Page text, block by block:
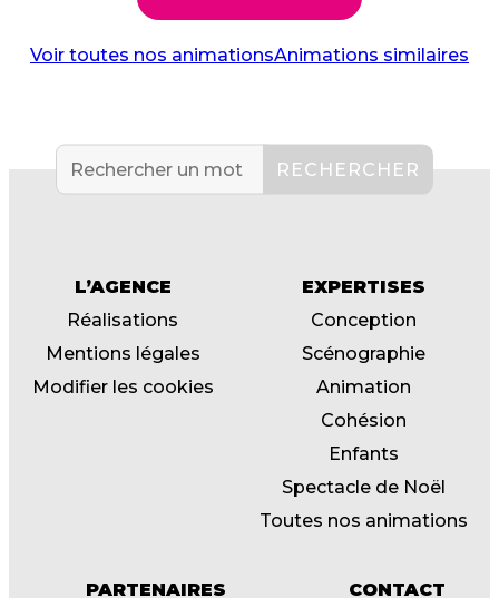
Voir toutes nos animationsAnimations similaires
L’AGENCE
Réalisations
Mentions légales
Modifier les cookies
EXPERTISES
Conception
Scénographie
Animation
Cohésion
Enfants
Spectacle de Noël
Toutes nos animations
PARTENAIRES
CONTACT